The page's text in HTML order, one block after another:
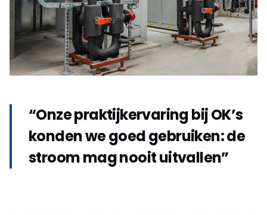
“Onze praktijkervaring bij OK’s
konden we goed gebruiken: de
stroom mag nooit uitvallen”